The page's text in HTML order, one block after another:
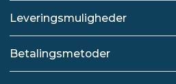
Leveringsmuligheder
Betalingsmetoder